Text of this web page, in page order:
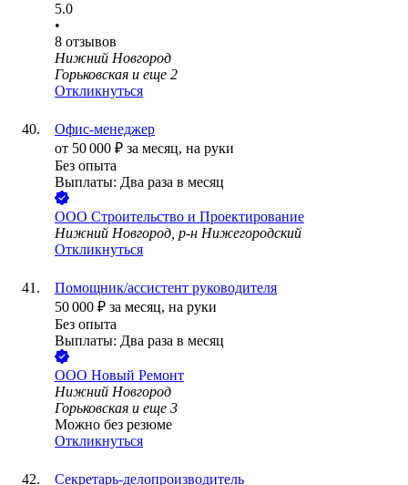
5.0
•
8 отзывов
Нижний Новгород
Горьковская и еще 2
Откликнуться
Офис-менеджер
от 50 000 ₽ за месяц, на руки
Без опыта
Выплаты: Два раза в месяц
ООО Строительство и Проектирование
Нижний Новгород, р-н Нижегородский
Откликнуться
Помощник/ассистент руководителя
50 000 ₽ за месяц, на руки
Без опыта
Выплаты: Два раза в месяц
ООО Новый Ремонт
Нижний Новгород
Горьковская и еще 3
Можно без резюме
Откликнуться
Секретарь-делопроизводитель